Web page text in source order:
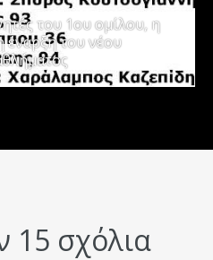
του 1ου ομίλου, η
έναρξη του νέου
15 σχόλια